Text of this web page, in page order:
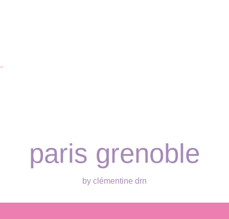
…
paris grenoble
by clémentine drn